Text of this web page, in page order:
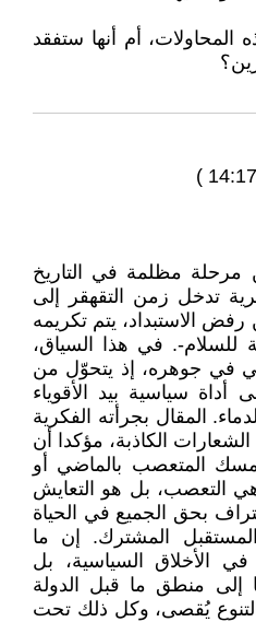
أم أنها ستفقد
مرحلة مظلمة في التاريخ
تدخل زمن التقهقر إلى
رفض الاستبداد، يتم تكريمه
للسلام-. في هذا السياق،
في جوهره، إذ يتحوّل من
سياسية بيد الأقوياء
المقال بجرأته الفكرية
الكاذبة، مؤكدا أن
المتعصب بالماضي أو
التعصب، بل هو التعايش
بحق الجميع في الحياة
المشترك. إن ما
الأخلاق السياسية، بل
إلى منطق ما قبل الدولة
يُقصى، وكل ذلك تحت